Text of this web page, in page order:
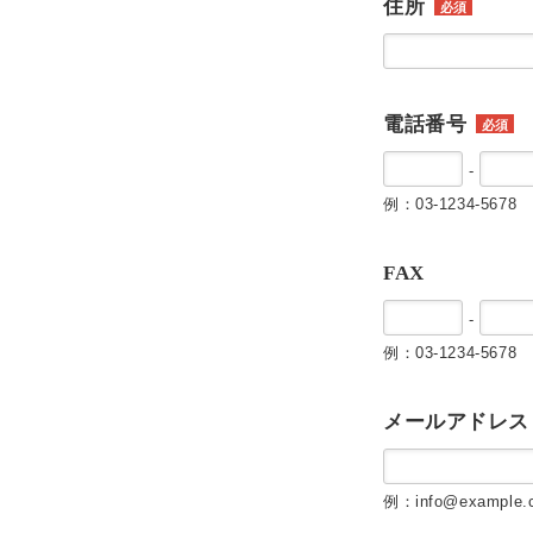
住所 必須
電話番号 必須
-
例：03-1234-5678
FAX
-
例：03-1234-5678
メールアドレス
例：